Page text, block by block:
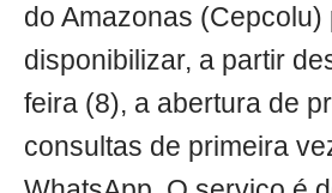
do Amazonas (Cepcolu)
disponibilizar, a partir
feira (8), a abertura de
consultas de primeira